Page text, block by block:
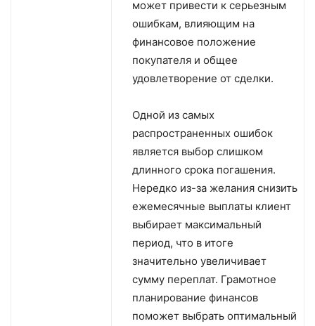
может привести к серьезным
ошибкам, влияющим на
финансовое положение
покупателя и общее
удовлетворение от сделки.
Одной из самых
распространенных ошибок
является выбор слишком
длинного срока погашения.
Нередко из-за желания снизить
ежемесячные выплаты клиент
выбирает максимальный
период, что в итоге
значительно увеличивает
сумму переплат. Грамотное
планирование финансов
поможет выбрать оптимальный